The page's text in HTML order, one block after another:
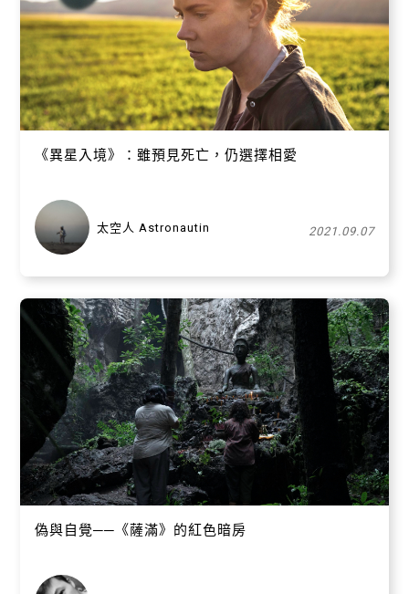
《異星入境》：雖預見死亡，仍選擇相愛
太空人 Astronautin 2021.09.07
偽與自覺──《薩滿》的紅色暗房